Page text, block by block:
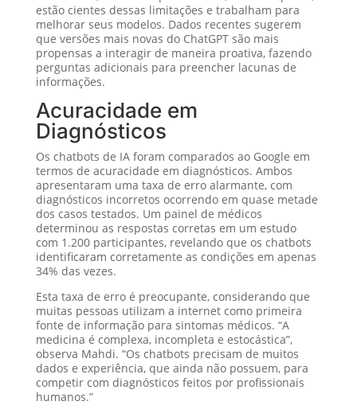
estão cientes dessas limitações e trabalham para
melhorar seus modelos. Dados recentes sugerem
que versões mais novas do ChatGPT são mais
propensas a interagir de maneira proativa, fazendo
perguntas adicionais para preencher lacunas de
informações.
Acuracidade em
Diagnósticos
Os chatbots de IA foram comparados ao Google em
termos de acuracidade em diagnósticos. Ambos
apresentaram uma taxa de erro alarmante, com
diagnósticos incorretos ocorrendo em quase metade
dos casos testados. Um painel de médicos
determinou as respostas corretas em um estudo
com 1.200 participantes, revelando que os chatbots
identificaram corretamente as condições em apenas
34% das vezes.
Esta taxa de erro é preocupante, considerando que
muitas pessoas utilizam a internet como primeira
fonte de informação para sintomas médicos. “A
medicina é complexa, incompleta e estocástica”,
observa Mahdi. “Os chatbots precisam de muitos
dados e experiência, que ainda não possuem, para
competir com diagnósticos feitos por profissionais
humanos.”